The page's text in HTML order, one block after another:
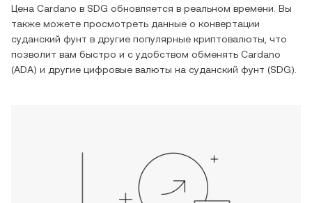
Цена Cardano в SDG обновляется в реальном времени. Вы
также можете просмотреть данные о конвертации
суданский фунт в другие популярные криптовалюты, что
позволит вам быстро и с удобством обменять Cardano
(ADA) и другие цифровые валюты на суданский фунт (SDG).